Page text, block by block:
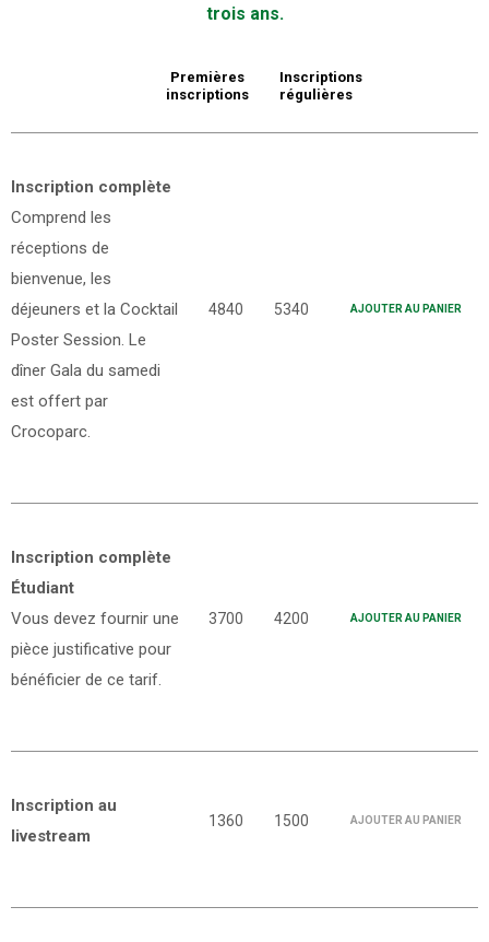
trois ans.
Premières
inscriptions
Inscriptions
régulières
Inscription complète
Comprend les
réceptions de
bienvenue, les
déjeuners et la Cocktail
Poster Session. Le
dîner Gala du samedi
est offert par
Crocoparc.
4840 5340 AJOUTER AU PANIER
Inscription complète
Étudiant
Vous devez fournir une
pièce justificative pour
bénéficier de ce tarif.
3700 4200 AJOUTER AU PANIER
Inscription au
livestream
1360 1500 AJOUTER AU PANIER